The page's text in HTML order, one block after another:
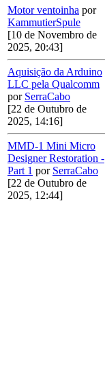
Motor ventoinha por
KammutierSpule
[10 de Novembro de
2025, 20:43]
Aquisição da Arduino
LLC pela Qualcomm
por SerraCabo
[22 de Outubro de
2025, 14:16]
MMD-1 Mini Micro
Designer Restoration -
Part 1 por SerraCabo
[22 de Outubro de
2025, 12:44]